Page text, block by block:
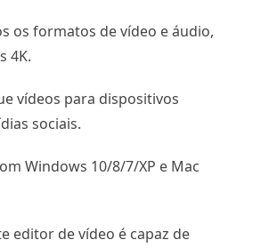
os formatos de vídeo e áudio,
4K.
vídeos para dispositivos
sociais.
Windows 10/8/7/XP e Mac
editor de vídeo é capaz de